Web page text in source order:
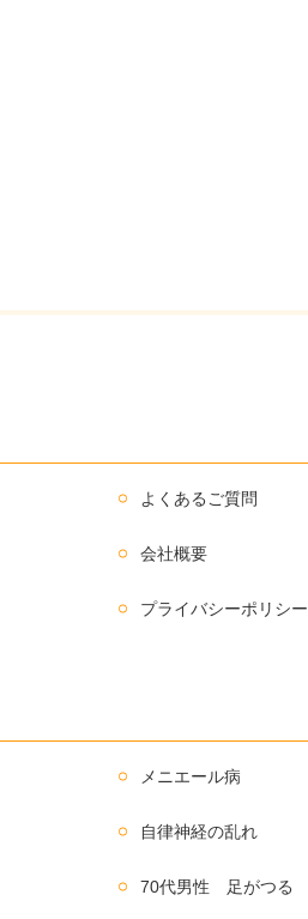
よくあるご質問
会社概要
プライバシーポリシー
メニエール病
自律神経の乱れ
70代男性 足がつる